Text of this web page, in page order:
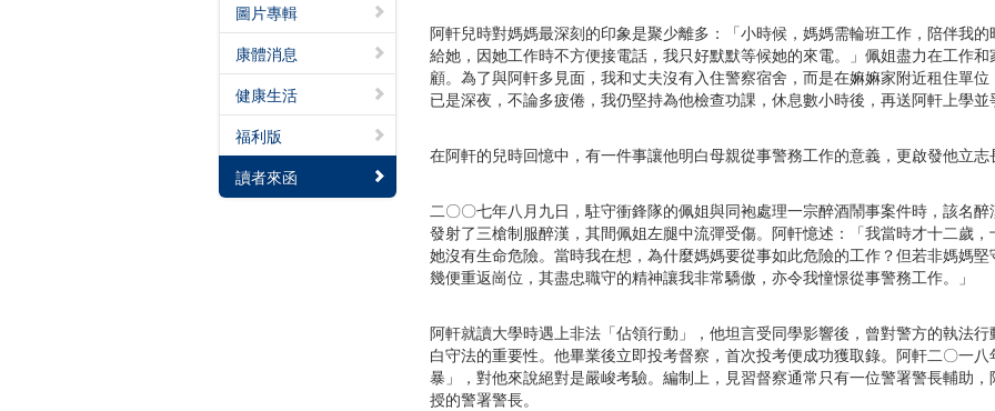
圖片專輯
康體消息
健康生活
福利版
讀者來函
阿軒兒時對媽媽最深刻的印象是聚少離多：「小時候，媽媽需輪班工作，陪伴我
給她，因她工作時不方便接電話，我只好默默等候她的來電。」佩姐盡力在工作
顧。為了與阿軒多見面，我和丈夫沒有入住警察宿舍，而是在嫲嫲家附近租住單
已是深夜，不論多疲倦，我仍堅持為他檢查功課，休息數小時後，再送阿軒上學並
在阿軒的兒時回憶中，有一件事讓他明白母親從事警務工作的意義，更啟發他立志
二〇〇七年八月九日，駐守衝鋒隊的佩姐與同袍處理一宗醉酒鬧事案件時，該名
發射了三槍制服醉漢，其間佩姐左腿中流彈受傷。阿軒憶述：「我當時才十二歲
她沒有生命危險。當時我在想，為什麼媽媽要從事如此危險的工作？但若非媽媽
幾便重返崗位，其盡忠職守的精神讓我非常驕傲，亦令我憧憬從事警務工作。」
阿軒就讀大學時遇上非法「佔領行動」，他坦言受同學影響後，曾對警方的執法
白守法的重要性。他畢業後立即投考督察，首次投考便成功獲取錄。阿軒二〇一
暴」，對他來說絕對是嚴峻考驗。編制上，見習督察通常只有一位警署警長輔助
授的警署警長。